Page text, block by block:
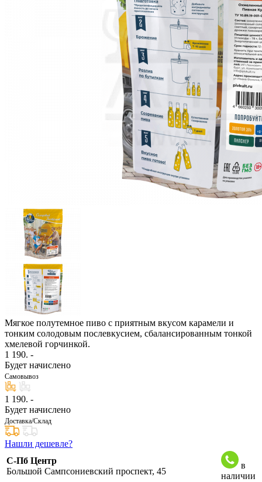
Мягкое полутемное пиво с приятным вкусом карамели и
тонким солодовым послевкусием, сбалансированным тонкой
хмелевой горчинкой.
1 190. -
Будет начислено
Самовывоз
1 190. -
Будет начислено
Доставка/Склад
Нашли дешевле?
С-Пб Центр
Большой Сампсониевский проспект, 45
в
наличии